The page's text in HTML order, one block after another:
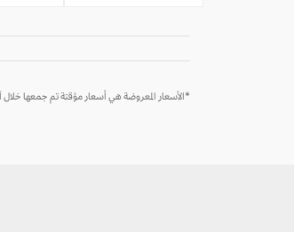
*الأسعار المعروضة هي أسعار مؤقتة تم جمعها خلال آخر 48 ساعة وقد لا تكون متاحة وقت